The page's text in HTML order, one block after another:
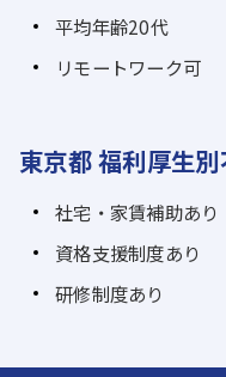
平均年齢20代
リモートワーク可
東京都 福利厚生
社宅・家賃補助あり
資格支援制度あり
研修制度あり